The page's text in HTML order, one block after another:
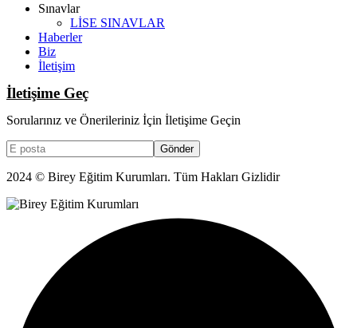
Sınavlar
LİSE SINAVLAR
Haberler
Biz
İletişim
İletişime Geç
Sorularınız ve Önerileriniz İçin İletişime Geçin
Gönder
2024 © Birey Eğitim Kurumları. Tüm Hakları Gizlidir